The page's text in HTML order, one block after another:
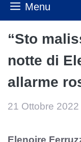
Menu
“Sto
notte di
allarme
21 Ottobre 2022
Elenoire